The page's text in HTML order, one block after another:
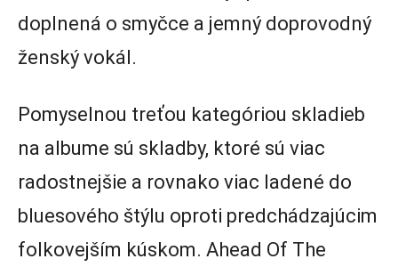
doplnená o smyčce a jemný doprovodný
ženský vokál.
Pomyselnou treťou kategóriou skladieb
na albume sú skladby, ktoré sú viac
radostnejšie a rovnako viac ladené do
bluesového štýlu oproti predchádzajúcim
folkovejším kúskom. Ahead Of The